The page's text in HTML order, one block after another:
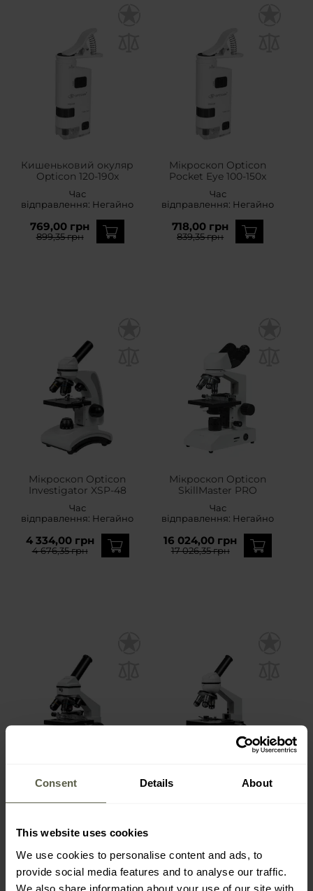
Consent Details About
This website uses cookies
We use cookies to personalise content and ads, to
provide social media features and to analyse our traffic.
We also share information about your use of our site with
Кишеньковий окуляр
Opticon 120-190x
Час
відправлення: Негайно
769,00 грн
899,35 грн
Мікроскоп Opticon
Pocket Eye 100-150x
Час
відправлення: Негайно
718,00 грн
839,35 грн
Мікроскоп Opticon
Investigator XSP-48
Час
відправлення: Негайно
4 334,00 грн
4 676,35 грн
Мікроскоп Opticon
SkillMaster PRO
Час
відправлення: Негайно
16 024,00 грн
17 026,35 грн
Biolife Pro
відправлення:Негайно
5 679,00 грн 9 610,00 грн